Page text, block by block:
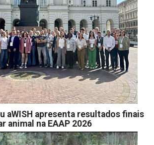
aWISH apresenta resultados finais
animal na EAAP 2026